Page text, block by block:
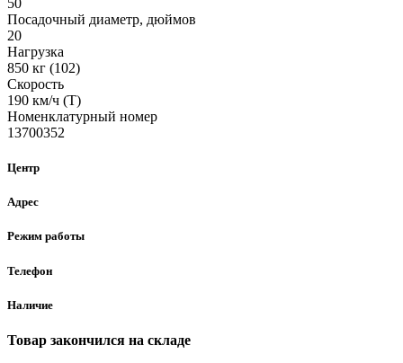
Посадочный диаметр, дюймов
20
Нагрузка
850 кг (102)
Скорость
190 км/ч (T)
Номенклатурный номер
13700352
Центр
Адрес
Режим работы
Телефон
Наличие
Товар закончился на складе